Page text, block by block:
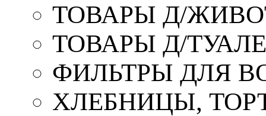
ТОВАРЫ Д/
ТОВАРЫ Д/
ФИЛЬТРЫ ДЛЯ
ХЛЕБНИЦЫ,